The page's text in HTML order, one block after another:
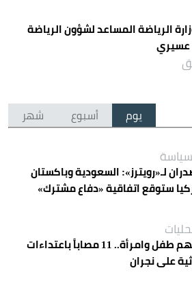
الرياضة المساعد لشؤون الرياضة
عسيري
يوم أسبوع شهر
لـ«رويترز»: السعودية وباكستان
ستوقع اتفاقية «دفاع مشترك»
بينهم طفل وامرأة.. 11 مصاباً باعتداءات
على نجران